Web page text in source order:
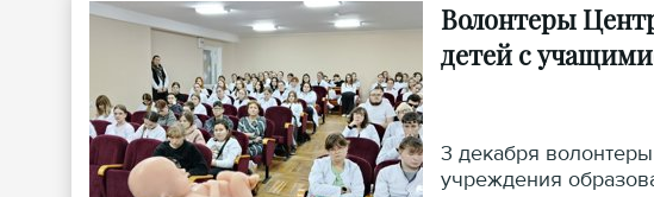
Волонтеры
детей с
3 декабря
учреждения